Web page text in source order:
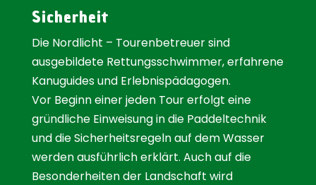
Sicherheit
Die Nordlicht – Tourenbetreuer sind
ausgebildete Rettungsschwimmer, erfahrene
Kanuguides und Erlebnispädagogen.
Vor Beginn einer jeden Tour erfolgt eine
gründliche Einweisung in die Paddeltechnik
und die Sicherheitsregeln auf dem Wasser
werden ausführlich erklärt. Auch auf die
Besonderheiten der Landschaft wird